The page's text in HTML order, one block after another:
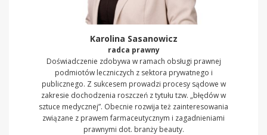
Karolina Sasanowicz
radca prawny
Doświadczenie zdobywa w ramach obsługi prawnej
podmiotów leczniczych z sektora prywatnego i
publicznego. Z sukcesem prowadzi procesy sądowe w
zakresie dochodzenia roszczeń z tytułu tzw. „błędów w
sztuce medycznej”. Obecnie rozwija też zainteresowania
związane z prawem farmaceutycznym i zagadnieniami
prawnymi dot. branży beauty.